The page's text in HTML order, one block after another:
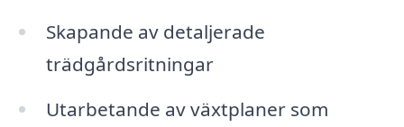
Skapande av detaljerade
trädgårdsritningar
Utarbetande av växtplaner som